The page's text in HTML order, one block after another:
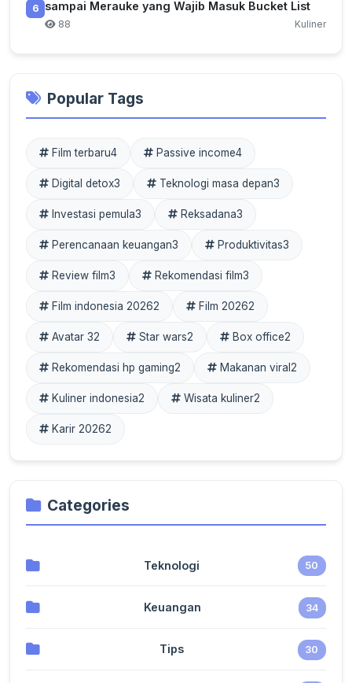
6 sampai Merauke yang Wajib Masuk Bucket List
88 Kuliner
Popular Tags
Film terbaru4 Passive income4
Digital detox3 Teknologi masa depan3
Investasi pemula3 Reksadana3
Perencanaan keuangan3 Produktivitas3
Review film3 Rekomendasi film3
Film indonesia 20262 Film 20262
Avatar 32 Star wars2 Box office2
Rekomendasi hp gaming2 Makanan viral 2
Kuliner indonesia2 Wisata kuliner2
Karir 20262
Categories
Teknologi 50
Keuangan 34
Tips 30